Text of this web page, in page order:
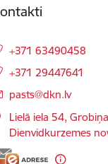
+371 63490458
+371 29447641
E-pasts:
pasts@dkn.lv
Lielā iela 54,
Dienvidkurzemes